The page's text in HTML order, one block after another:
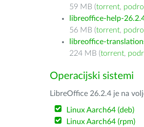
59 MB (torrent,
libreoffice-help-
56 MB (torrent,
libreoffice-
224 MB (torrent,
Operacijski sistemi
LibreOffice 26.2.4 je na
Linux Aarch64 (deb)
Linux Aarch64 (rpm)